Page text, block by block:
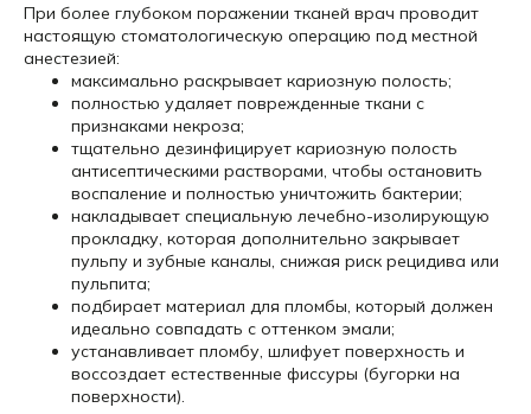
При более глубоком поражении тканей врач проводит
настоящую стоматологическую операцию под местной
анестезией:
максимально раскрывает кариозную полость;
полностью удаляет поврежденные ткани с
признаками некроза;
тщательно дезинфицирует кариозную полость
антисептическими растворами, чтобы остановить
воспаление и полностью уничтожить бактерии;
накладывает специальную лечебно-изолирующую
прокладку, которая дополнительно закрывает
пульпу и зубные каналы, снижая риск рецидива или
пульпита;
подбирает материал для пломбы, который должен
идеально совпадать с оттенком эмали;
устанавливает пломбу, шлифует поверхность и
воссоздает естественные фиссуры (бугорки на
поверхности).